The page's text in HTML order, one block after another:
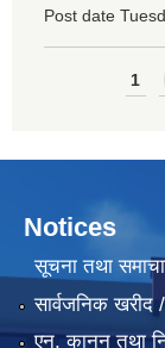
Post date
Pages1
Notices
सूचना तथा
सार्वजनिक खरीद
एन, कानुन तथा